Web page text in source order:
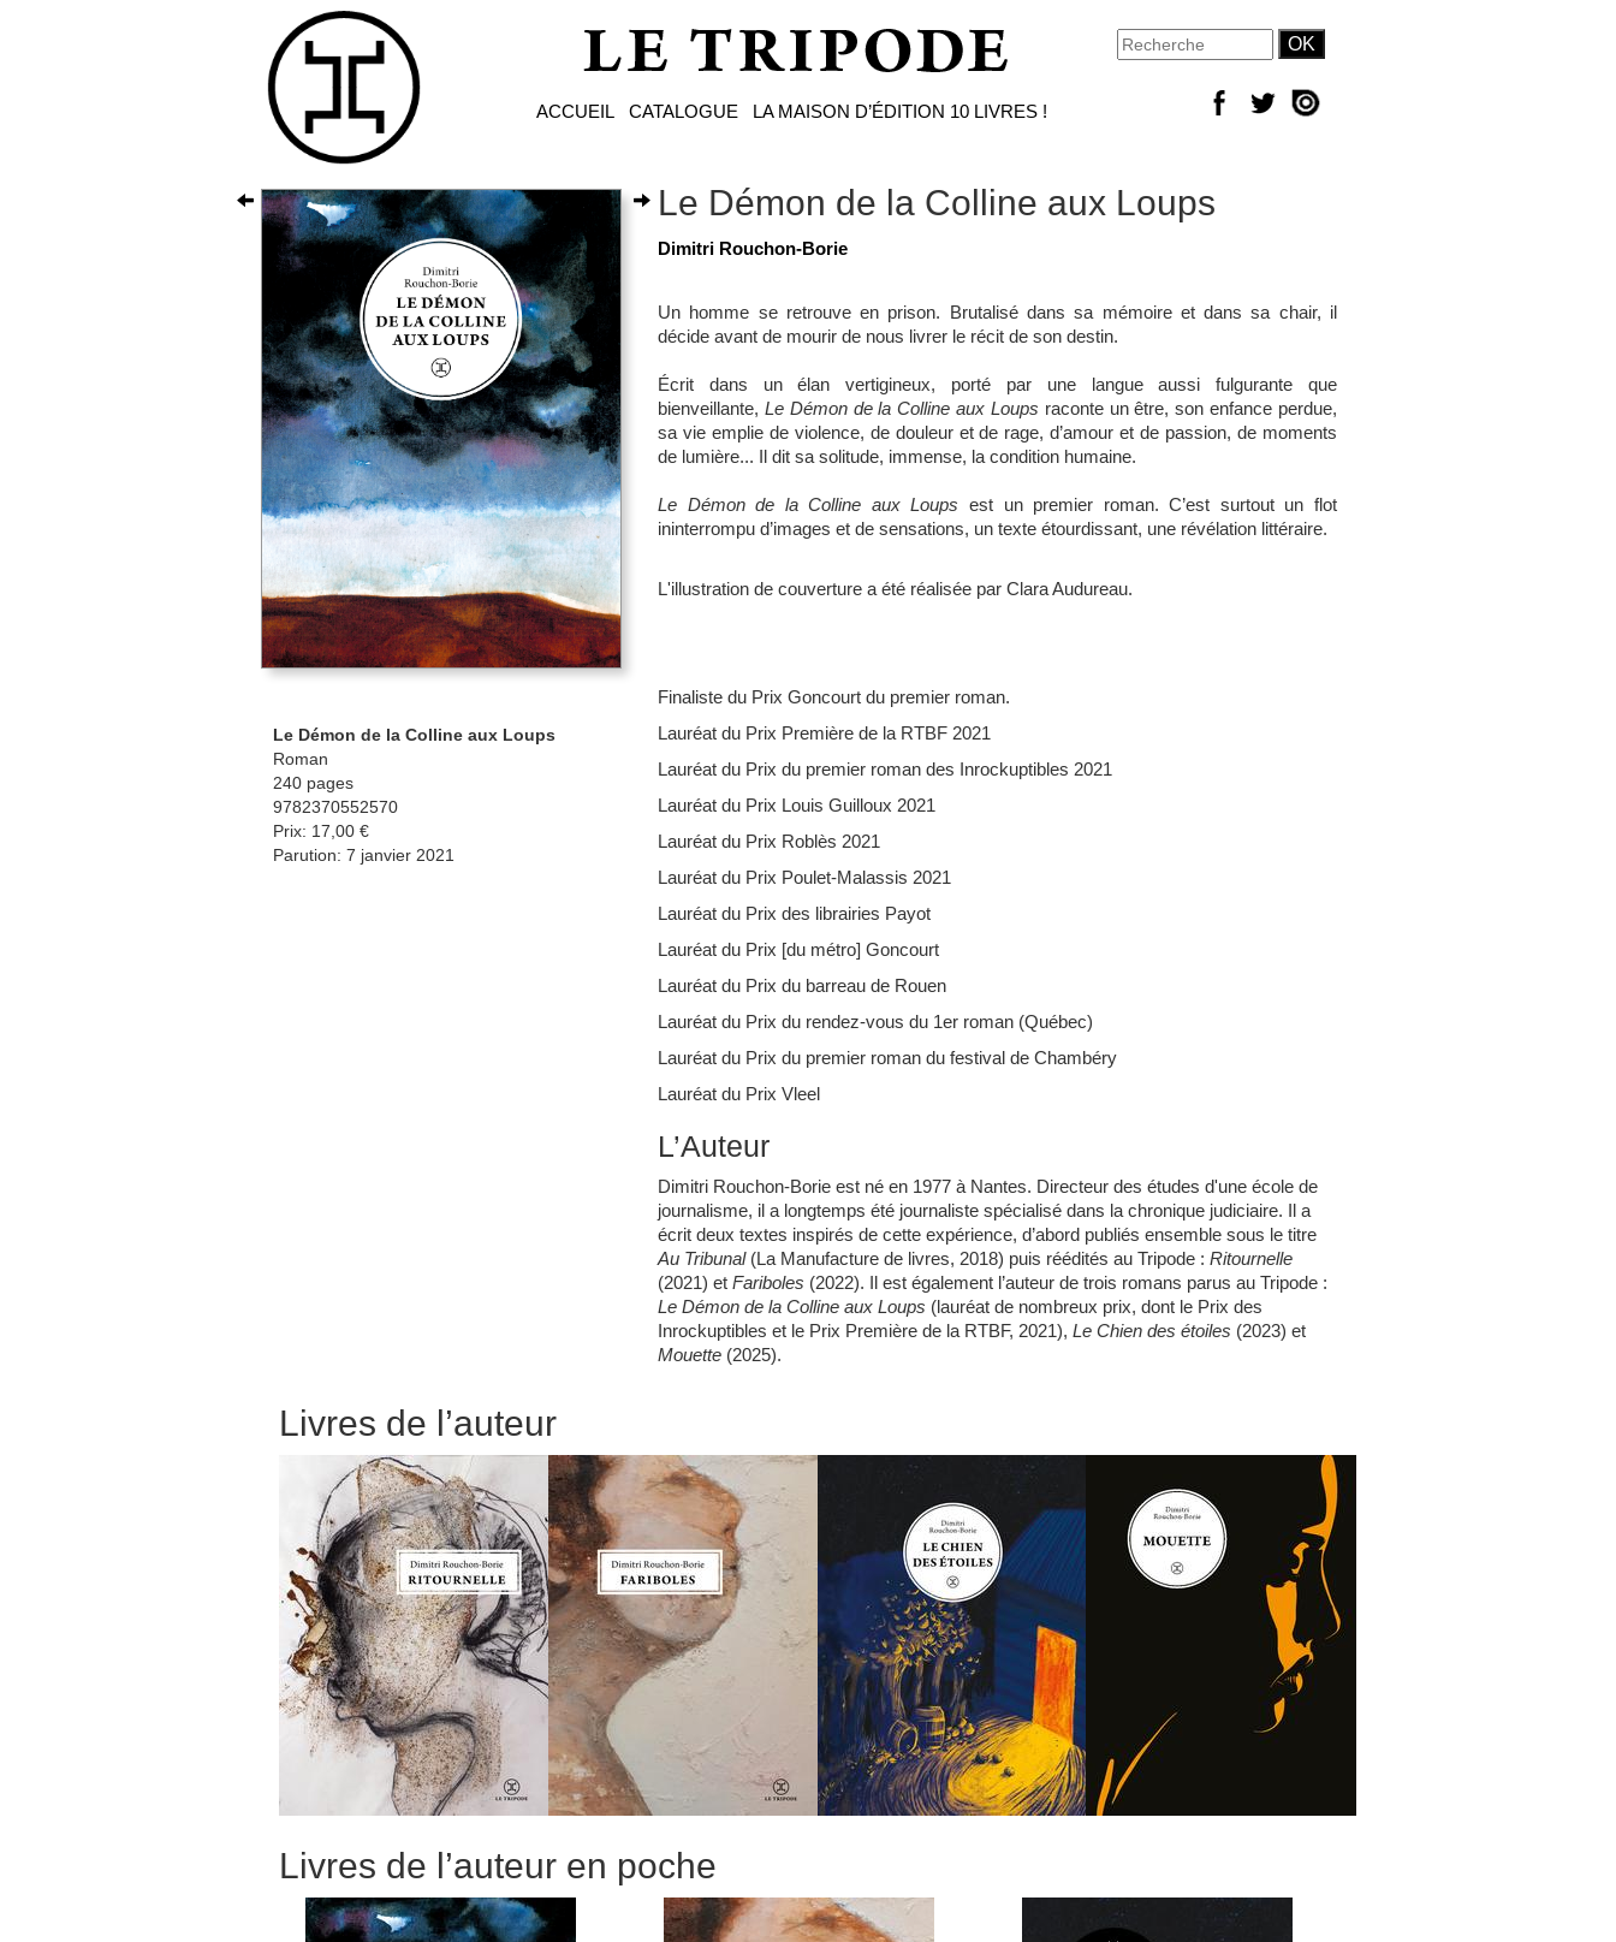
ACCUEIL CATALOGUE LA MAISON D’ÉDITION 10 LIVRES !
Le Démon de la Colline aux Loups
Roman
240 pages
9782370552570
Prix: 17,00 €
Parution: 7 janvier 2021
Le Démon de la Colline aux Loups
Dimitri Rouchon-Borie
Un homme se retrouve en prison. Brutalisé dans sa mémoire et dans sa chair, il
décide avant de mourir de nous livrer le récit de son destin.
Écrit dans un élan vertigineux, porté par une langue aussi fulgurante que
bienveillante, Le Démon de la Colline aux Loups raconte un être, son enfance perdue,
sa vie emplie de violence, de douleur et de rage, d’amour et de passion, de moments
de lumière... Il dit sa solitude, immense, la condition humaine.
Le Démon de la Colline aux Loups est un premier roman. C’est surtout un flot
ininterrompu d’images et de sensations, un texte étourdissant, une révélation littéraire.
L'illustration de couverture a été réalisée par Clara Audureau.
Finaliste du Prix Goncourt du premier roman.
Lauréat du Prix Première de la RTBF 2021
Lauréat du Prix du premier roman des Inrockuptibles 2021
Lauréat du Prix Louis Guilloux 2021
Lauréat du Prix Roblès 2021
Lauréat du Prix Poulet-Malassis 2021
Lauréat du Prix des librairies Payot
Lauréat du Prix [du métro] Goncourt
Lauréat du Prix du barreau de Rouen
Lauréat du Prix du rendez-vous du 1er roman (Québec)
Lauréat du Prix du premier roman du festival de Chambéry
Lauréat du Prix Vleel
L’Auteur
Dimitri Rouchon-Borie est né en 1977 à Nantes. Directeur des études d'une école de
journalisme, il a longtemps été journaliste spécialisé dans la chronique judiciaire. Il a
écrit deux textes inspirés de cette expérience, d’abord publiés ensemble sous le titre
Au Tribunal(La Manufacture de livres, 2018) puis réédités au Tripode : Ritournelle
(2021) et Fariboles (2022). Il est également l’auteur de trois romans parus au Tripode :
Le Démon de la Colline aux Loups (lauréat de nombreux prix, dont le Prix des
Inrockuptibles et le Prix Première de la RTBF, 2021), Le Chien des étoiles (2023) et
Mouette (2025).
Livres de l’auteur
Livres de l’auteur en poche